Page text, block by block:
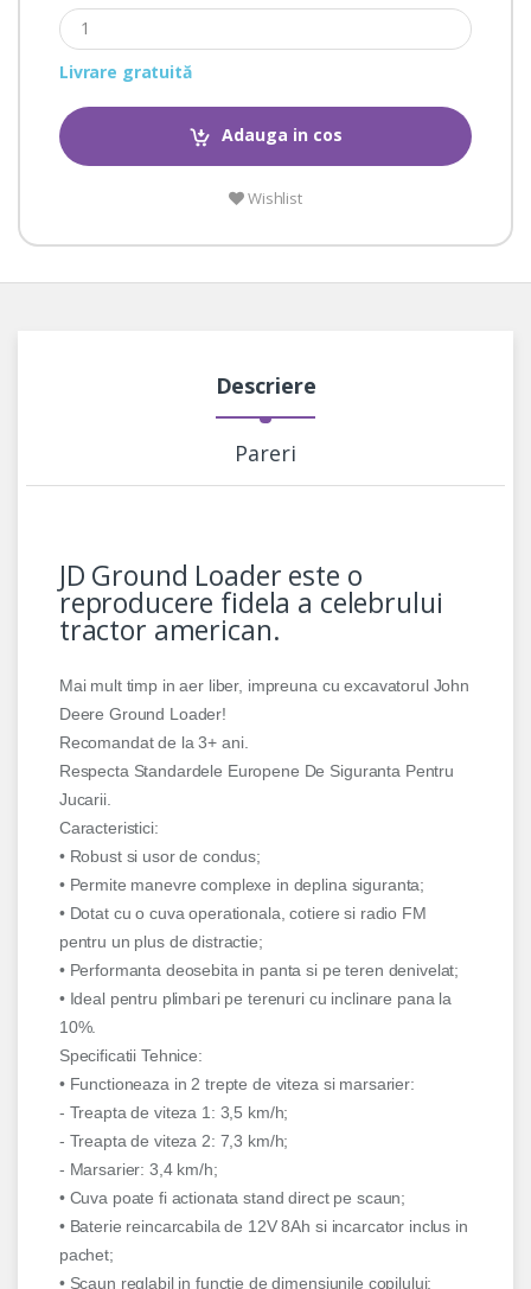
Livrare gratuită
Adauga in cos
Wishlist
Descriere
Pareri
JD Ground Loader este o
reproducere fidela a celebrului
tractor american.
Mai mult timp in aer liber, impreuna cu excavatorul John
Deere Ground Loader!
Recomandat de la 3+ ani.
Respecta Standardele Europene De Siguranta Pentru
Jucarii.
Caracteristici:
• Robust si usor de condus;
• Permite manevre complexe in deplina siguranta;
• Dotat cu o cuva operationala, cotiere si radio FM
pentru un plus de distractie;
• Performanta deosebita in panta si pe teren denivelat;
• Ideal pentru plimbari pe terenuri cu inclinare pana la
10%.
Specificatii Tehnice:
• Functioneaza in 2 trepte de viteza si marsarier:
- Treapta de viteza 1: 3,5 km/h;
- Treapta de viteza 2: 7,3 km/h;
- Marsarier: 3,4 km/h;
• Cuva poate fi actionata stand direct pe scaun;
• Baterie reincarcabila de 12V 8Ah si incarcator inclus in
pachet;
• Scaun reglabil in functie de dimensiunile copilului;